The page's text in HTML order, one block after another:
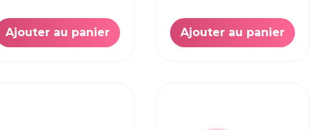
Ajouter au panier Ajouter au panier